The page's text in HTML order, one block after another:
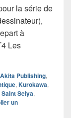
la série de
à
Les
Akita Publishing,
, Kurokawa,
Saint Seiya,
un